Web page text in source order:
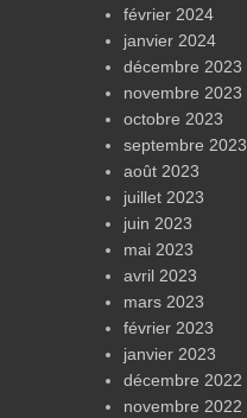
février 2024
janvier 2024
décembre 2023
novembre 2023
octobre 2023
septembre 2023
août 2023
juillet 2023
juin 2023
mai 2023
avril 2023
mars 2023
février 2023
janvier 2023
décembre 2022
novembre 2022